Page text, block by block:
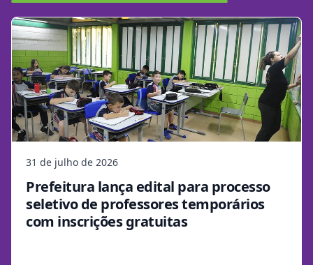
31 de julho de 2026
Prefeitura lança edital para processo
seletivo de professores temporários
com inscrições gratuitas